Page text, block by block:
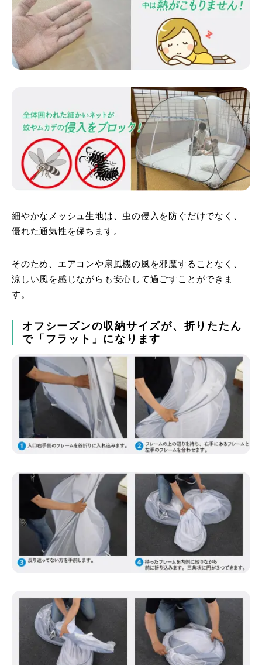
細やかなメッシュ生地は、虫の侵入を防ぐだけでなく、
優れた通気性を保ちます。
そのため、エアコンや扇風機の風を邪魔することなく、
涼しい風を感じながらも安心して過ごすことができま
す。
オフシーズンの収納サイズが、折りたたん
で「フラット」になります